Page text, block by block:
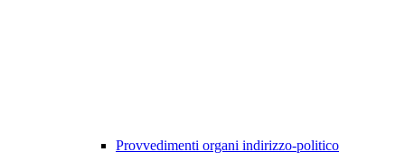
Provvedimenti organi indirizzo-politico